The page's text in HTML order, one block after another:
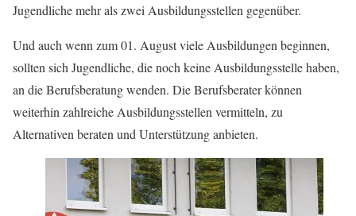
Jugendliche mehr als zwei Ausbildungsstellen gegenüber.
Und auch wenn zum 01. August viele Ausbildungen beginnen,
sollten sich Jugendliche, die noch keine Ausbildungsstelle haben,
an die Berufsberatung wenden. Die Berufsberater können
weiterhin zahlreiche Ausbildungsstellen vermitteln, zu
Alternativen beraten und Unterstützung anbieten.